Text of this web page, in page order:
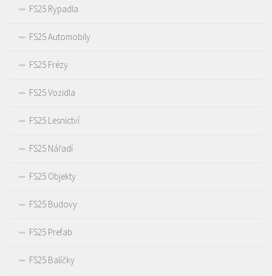
FS25 Rypadla
FS25 Automobily
FS25 Frézy
FS25 Vozidla
FS25 Lesnictví
FS25 Nářadí
FS25 Objekty
FS25 Budovy
FS25 Prefab
FS25 Balíčky